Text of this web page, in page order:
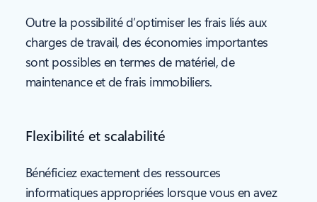
Outre la possibilité d’optimiser les frais liés aux
charges de travail, des économies importantes
sont possibles en termes de matériel, de
maintenance et de frais immobiliers.
Flexibilité et scalabilité
Bénéficiez exactement des ressources
informatiques appropriées lorsque vous en avez